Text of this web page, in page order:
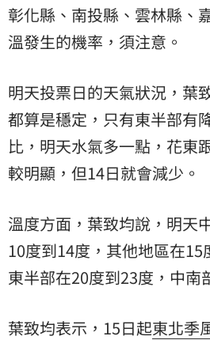
彰化縣、南投縣、雲林縣、
溫發生的機率，須注意。
明天投票日的天氣狀況，葉
都算是穩定，只有東半部有
比，明天水氣多一點，花東
較明顯，但14日就會減少。
溫度方面，葉致均說，明天
10度到14度，其他地區在
東半部在20度到23度，中南
葉致均表示，15日起東北季